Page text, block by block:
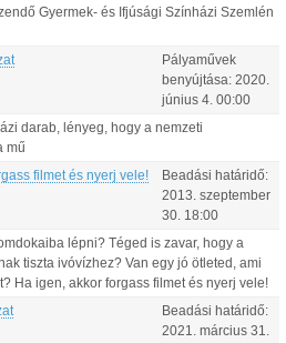
Gyermek- és Ifjúsági Színházi Szemlén
Pályaművek
benyújtása: 2020.
június 4 00:00
darab, lényeg, hogy a nemzeti
mű
filmet és nyerj vele!
Beadási határidő:
2013. szeptember
30 18:00
lépni? Téged is zavar, hogy a
tiszta ivóvízhez? Van egy jó ötleted, ami
Ha igen, akkor forgass filmet és nyerj vele!
Beadási határidő:
2021.
március 31